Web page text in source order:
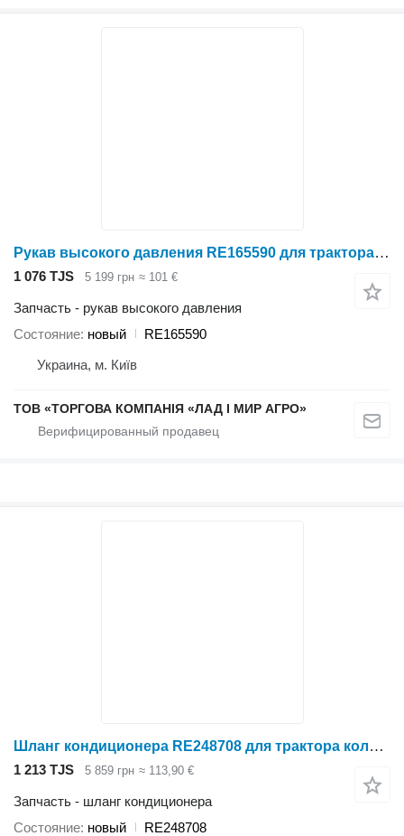
Рукав высокого давления RE165590 для трактора колесного John Deere 7630, 7720, 7730, 7820, 7830, 7920, 7930
1 076 TJS 5 199 грн ≈ 101 €
Запчасть - рукав высокого давления
Состояние новый
RE165590
Украина, м. Київ
ТОВ «ТОРГОВА КОМПАНІЯ «ЛАД І МИР АГРО»
Шланг кондиционера RE248708 для трактора колесного John Deere 7630, 7730, 7830, 7930
1 213 TJS 5 859 грн ≈ 113,90 €
Запчасть - шланг кондиционера
Состояние новый
RE248708